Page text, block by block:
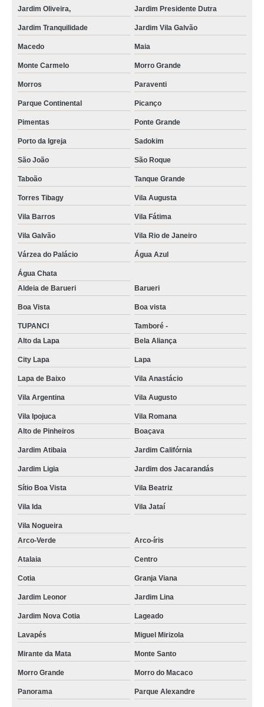
Jardim Oliveira, Jardim Presidente Dutra
Jardim Tranquilidade Jardim Vila Galvão
Macedo Maia
Monte Carmelo Morro Grande
Morros Paraventi
Parque Continental Picanço
Pimentas Ponte Grande
Porto da Igreja Sadokim
São João São Roque
Taboão Tanque Grande
Torres Tibagy Vila Augusta
Vila Barros Vila Fátima
Vila Galvão Vila Rio de Janeiro
Várzea do Palácio Água Azul
Água Chata
Aldeia de Barueri
Barueri
Boa Vista Boa vista
TUPANCI
Tamboré -
Alto da Lapa
Bela Aliança
City Lapa Lapa
Lapa de Baixo Vila Anastácio
Vila Argentina Vila Augusto
Vila Ipojuca
Vila Romana
Alto de Pinheiros
Boaçava
Jardim Atibaia Jardim Califórnia
Jardim Ligia Jardim dos Jacarandás
Sítio Boa Vista Vila Beatriz
Vila Ida Vila Jataí
Vila Nogueira
Arco-Verde
Arco-íris
Atalaia Centro
Cotia Granja Viana
Jardim Leonor Jardim Lina
Jardim Nova Cotia Lageado
Lavapés Miguel Mirizola
Mirante da Mata Monte Santo
Morro Grande Morro do Macaco
Panorama Parque Alexandre